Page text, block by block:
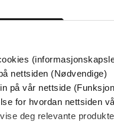
nettsiden (Nødvendige)
på vår nettside
for hvordan nettsiden
deg relevante
129,-
Utskudd
Jørn Lier Horst